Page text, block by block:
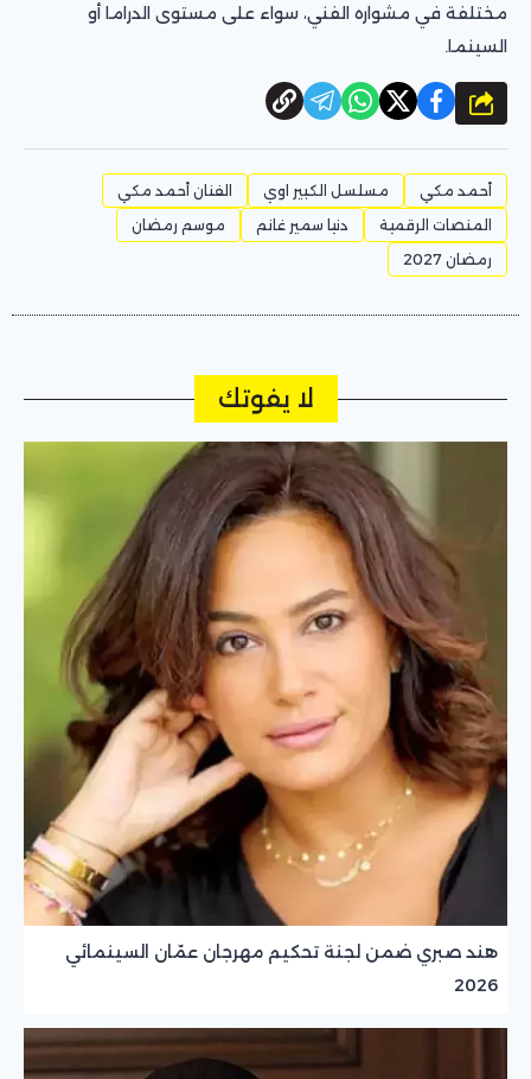
مختلفة في مشواره الفني، سواء على مستوى الدراما أو
السينما.
شارك
أحمد مكي مسلسل الكبير اوي
الفنان أحمد مكي
المنصات الرقمية
دنيا سمير غانم
موسم رمضان
رمضان 2027
لا يفوتك
هند صبري ضمن لجنة تحكيم مهرجان عمّان السينمائي
2026